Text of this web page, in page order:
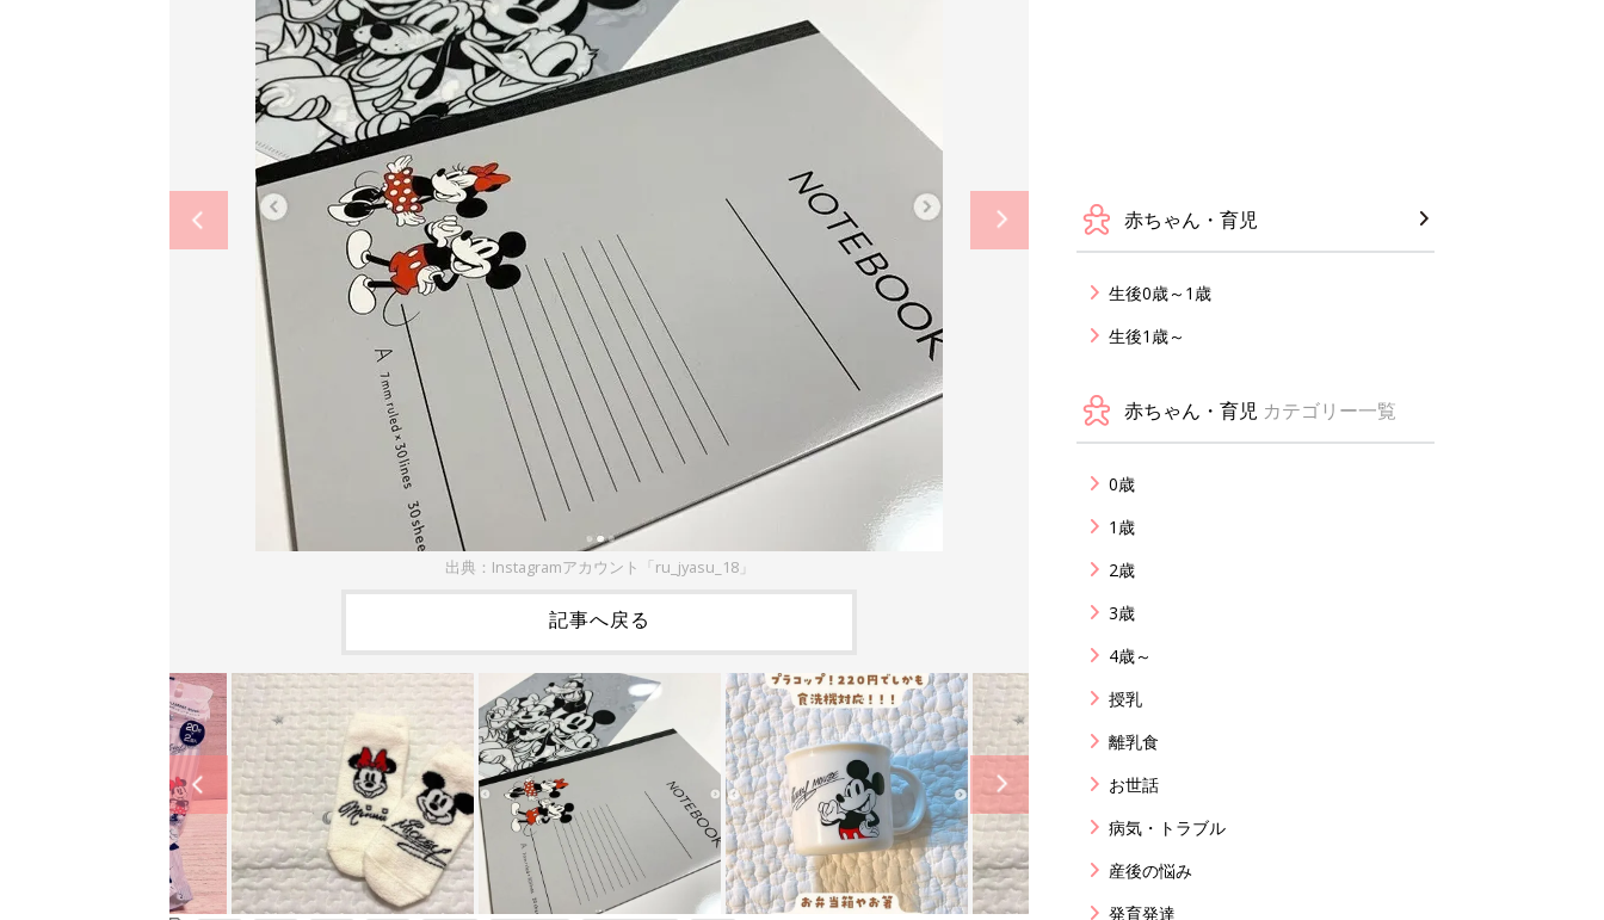
出典：Instagramアカウント「ru_jyasu_18」
記事へ戻る
赤ちゃん・育児
生後0歳～1歳
生後1歳～
赤ちゃん・育児 カテゴリー一覧
0歳
1歳
2歳
3歳
4歳～
授乳
離乳食
お世話
病気・トラブル
産後の悩み
発育発達